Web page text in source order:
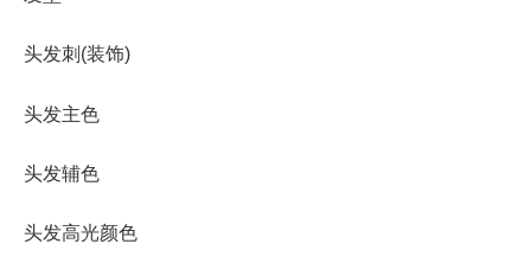
头发刺(装饰)
头发主色
头发辅色
头发高光颜色